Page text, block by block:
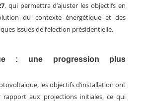
, qui permettra d’ajuster les objectifs en
du contexte énergétique et des
issues de l’élection présidentielle.
: une progression plus
les objectifs d’installation ont
rapport aux projections initiales, ce qui